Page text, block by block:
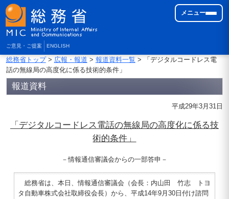
ご意見・ご提案 ENGLISH
メニュー
総務省トップ> 広報・報道 > 報道資料一覧> 「デジタルコードレス電
話の無線局の高度化に係る技術的条件」
報道資料
平成29年3月31日
「デジタルコードレス電話の無線局の高度化に係る技
術的条件」
－情報通信審議会からの一部答申－
総務省は、本日、情報通信審議会（会長：内山田 竹志 トヨ
タ自動車株式会社取締役会長）から、平成14年9月30日付け諮問